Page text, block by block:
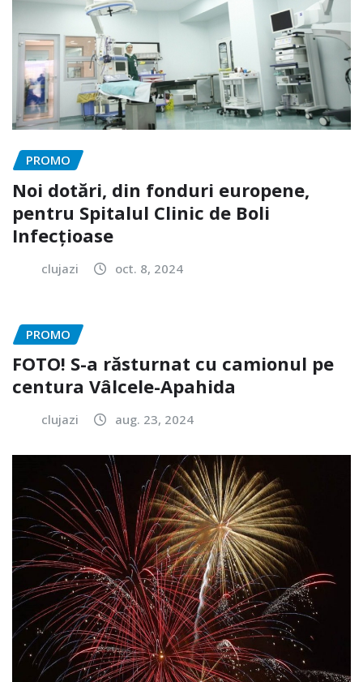
PROMO
Noi dotări, din fonduri europene,
pentru Spitalul Clinic de Boli
Infecțioase
clujazi oct. 8, 2024
PROMO
FOTO! S-a răsturnat cu camionul pe
centura Vâlcele-Apahida
clujazi aug. 23, 2024